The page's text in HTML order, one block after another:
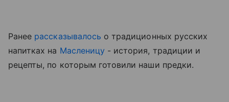
Ранее рассказывалось о традиционных русских
напитках на Масленицу - история, традиции и
рецепты, по которым готовили наши предки.